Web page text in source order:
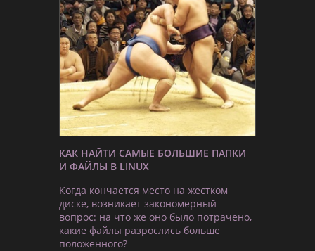
КАК НАЙТИ САМЫЕ БОЛЬШИЕ ПАПКИ
И ФАЙЛЫ В LINUX
Когда кончается место на жестком
диске, возникает закономерный
вопрос: на что же оно было потрачено,
какие файлы разрослись больше
положенного?